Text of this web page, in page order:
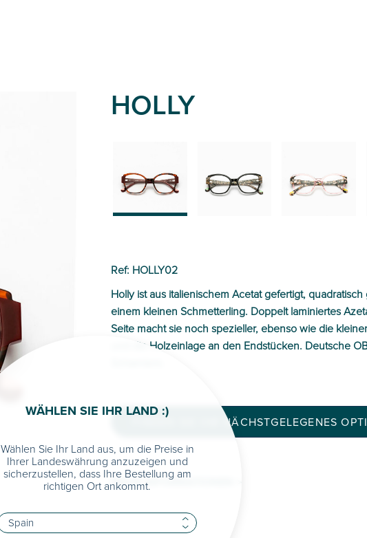
HOLLY
Ref: HOLLY02
Holly ist aus italienischem Acetat gefertigt,
einem kleinen Schmetterling. Doppelt laminiertes
Seite macht sie noch spezieller, ebenso wie die
und die Holzeinlage an den Endstücken. Deutsche
FINDEN SIE IHR NÄCHSTGELEGENES
MEHR INFORMATIONEN >
WÄHLEN SIE IHR LAND :)
Wählen Sie Ihr Land aus, um die Preise in
Ihrer Landeswährung anzuzeigen und
sicherzustellen, dass Ihre Bestellung am
richtigen Ort ankommt.